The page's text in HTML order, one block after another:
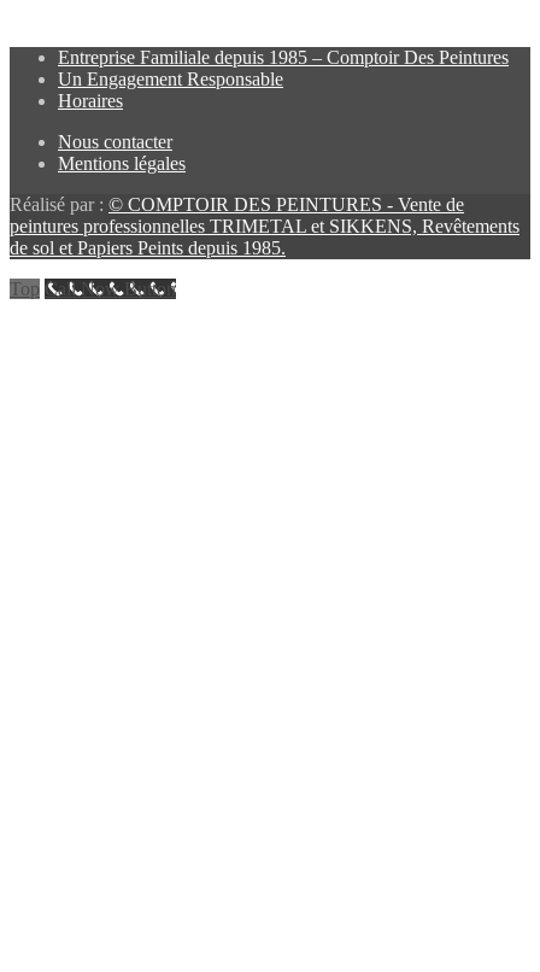
Entreprise Familiale depuis 1985 – Comptoir Des Peintures
Un Engagement Responsable
Horaires
Nous contacter
Mentions légales
Réalisé par : © COMPTOIR DES PEINTURES - Vente de
peintures professionnelles TRIMETAL et SIKKENS, Revêtements
de sol et Papiers Peints depuis 1985.
Top Call Now Button